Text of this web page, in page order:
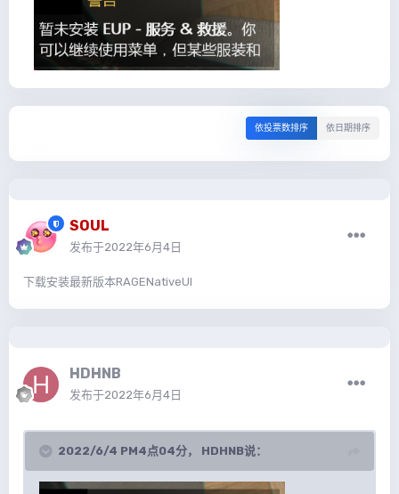
依投票数排序 依日期排序
SOUL
发布于2022年6月4日
下载安装最新版本RAGENativeUI
HDHNB
发布于2022年6月4日
2022/6/4 PM4点04分， HDHNB说：